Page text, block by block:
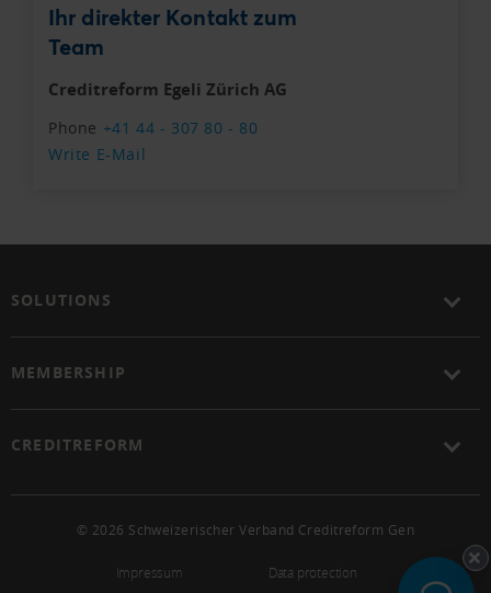
Ihr direkter Kontakt zum
Team
Creditreform Egeli Zürich AG
Phone +41 44 - 307 80 - 80
Write E-Mail
SOLUTIONS
MEMBERSHIP
CREDITREFORM
© 2026 Schweizerischer Verband Creditreform Gen
Impressum Data protection